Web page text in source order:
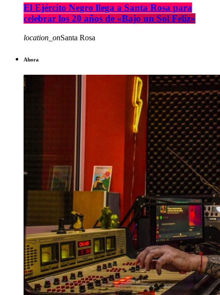
El Ejército Negro llega a Santa Rosa para
celebrar los 20 años de «Bajo un Sol Feliz»
location_onSanta Rosa
Ahora